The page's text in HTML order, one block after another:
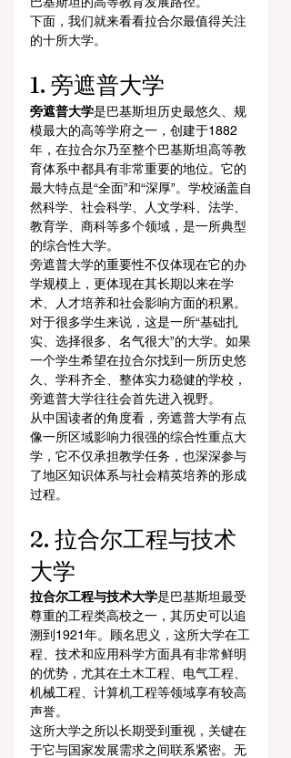
下面，我们就来看看拉合尔最值得关注
的十所大学。
1. 旁遮普大学
旁遮普大学是巴基斯坦历史最悠久、规
模最大的高等学府之一，创建于1882
年，在拉合尔乃至整个巴基斯坦高等教
育体系中都具有非常重要的地位。它的
最大特点是“全面”和“深厚”。学校涵盖自
然科学、社会科学、人文学科、法学、
教育学、商科等多个领域，是一所典型
的综合性大学。
旁遮普大学的重要性不仅体现在它的办
学规模上，更体现在其长期以来在学
术、人才培养和社会影响方面的积累。
对于很多学生来说，这是一所“基础扎
实、选择很多、名气很大”的大学。如果
一个学生希望在拉合尔找到一所历史悠
久、学科齐全、整体实力稳健的学校，
旁遮普大学往往会首先进入视野。
从中国读者的角度看，旁遮普大学有点
像一所区域影响力很强的综合性重点大
学，它不仅承担教学任务，也深深参与
了地区知识体系与社会精英培养的形成
过程。
2. 拉合尔工程与技术
大学
拉合尔工程与技术大学是巴基斯坦最受
尊重的工程类高校之一，其历史可以追
溯到1921年。顾名思义，这所大学在工
程、技术和应用科学方面具有非常鲜明
的优势，尤其在土木工程、电气工程、
机械工程、计算机工程等领域享有较高
声誉。
这所大学之所以长期受到重视，关键在
于它与国家发展需求之间联系紧密。无